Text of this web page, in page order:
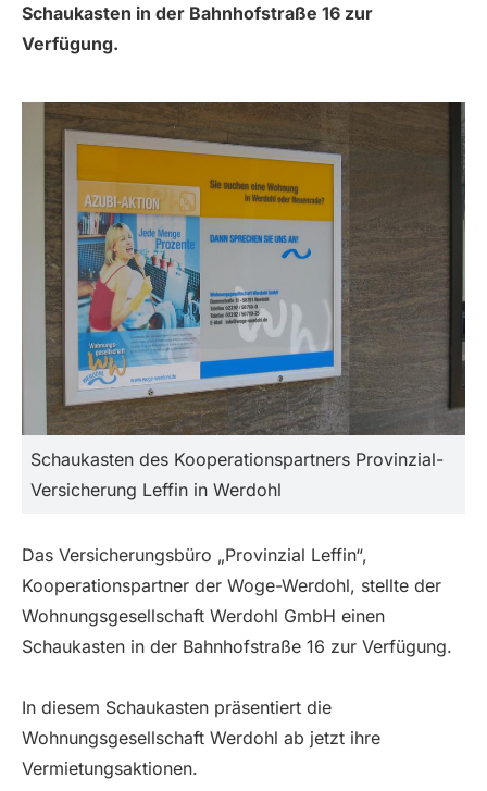
Schaukasten in der Bahnhofstraße 16 zur
Verfügung.
Schaukasten des Kooperationspartners Provinzial-
Versicherung Leffin in Werdohl
Das Versicherungsbüro „Provinzial Leffin“,
Kooperationspartner der Woge-Werdohl, stellte der
Wohnungsgesellschaft Werdohl GmbH einen
Schaukasten in der Bahnhofstraße 16 zur Verfügung.
In diesem Schaukasten präsentiert die
Wohnungsgesellschaft Werdohl ab jetzt ihre
Vermietungsaktionen.